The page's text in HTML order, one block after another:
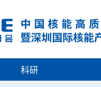
科研